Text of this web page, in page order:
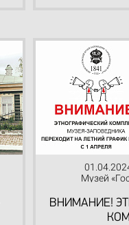
Музей
ВНИМАНИЕ!